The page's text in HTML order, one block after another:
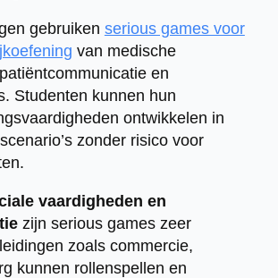
gebruiken serious games voor
van medische
en
Studenten kunnen hun
ontwikkelen in
zonder risico voor
vaardigheden en
zijn serious games zeer
zoals commercie,
kunnen rollenspellen en